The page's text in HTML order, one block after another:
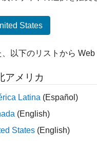
States
、以下のリストから
アメリカ
Latina (Español)
(English)
States (English)